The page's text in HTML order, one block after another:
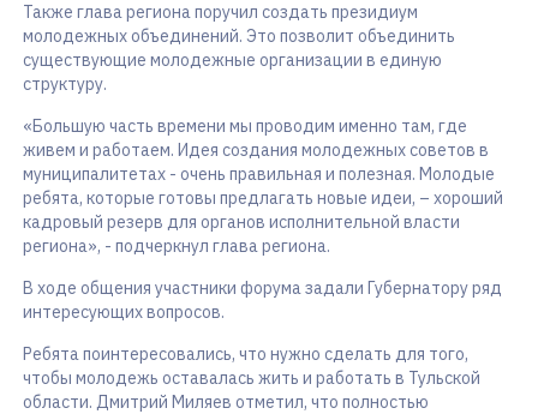
Также глава региона поручил создать президиум
молодежных объединений. Это позволит объединить
существующие молодежные организации в единую
структуру.
«Большую часть времени мы проводим именно там, где
живем и работаем. Идея создания молодежных советов в
муниципалитетах - очень правильная и полезная. Молодые
ребята, которые готовы предлагать новые идеи, – хороший
кадровый резерв для органов исполнительной власти
региона», - подчеркнул глава региона.
В ходе общения участники форума задали Губернатору ряд
интересующих вопросов.
Ребята поинтересовались, что нужно сделать для того,
чтобы молодежь оставалась жить и работать в Тульской
области. Дмитрий Миляев отметил, что полностью